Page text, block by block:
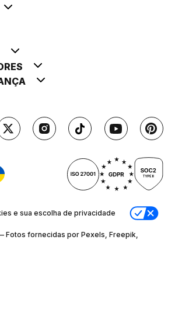
e sua escolha de privacidade
Fotos fornecidas por Pexels, Freepik,